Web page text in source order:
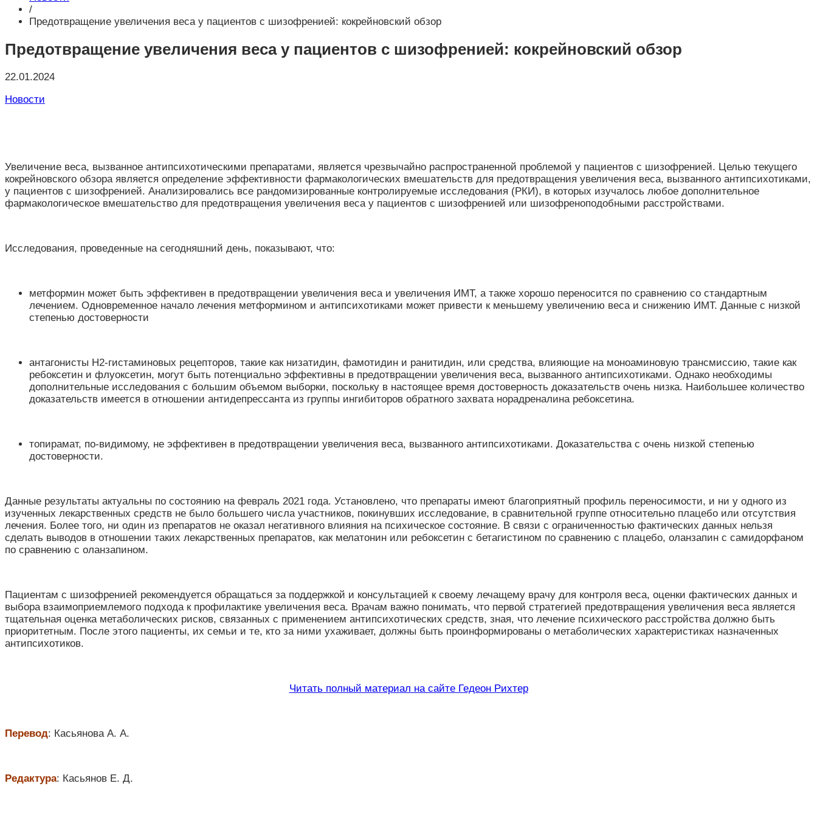
/
Предотвращение увеличения веса у пациентов с шизофренией: кокрейновский обзор
Предотвращение увеличения веса у пациентов с шизофренией: кокрейновский обзор
22.01.2024
Новости
Увеличение веса, вызванное антипсихотическими препаратами, является чрезвычайно распространенной проблемой у пациентов с шизофренией. Целью текущего
кокрейновского обзора является определение эффективности фармакологических вмешательств для предотвращения увеличения веса, вызванного антипсихотиками,
у пациентов с шизофренией. Анализировались все рандомизированные контролируемые исследования (РКИ), в которых изучалось любое дополнительное
фармакологическое вмешательство для предотвращения увеличения веса у пациентов с шизофренией или шизофреноподобными расстройствами.
Исследования, проведенные на сегодняшний день, показывают, что:
метформин может быть эффективен в предотвращении увеличения веса и увеличения ИМТ, а также хорошо переносится по сравнению со стандартным
лечением. Одновременное начало лечения метформином и антипсихотиками может привести к меньшему увеличению веса и снижению ИМТ. Данные с низкой
степенью достоверности
антагонисты H2-гистаминовых рецепторов, такие как низатидин, фамотидин и ранитидин, или средства, влияющие на моноаминовую трансмиссию, такие как
ребоксетин и флуоксетин, могут быть потенциально эффективны в предотвращении увеличения веса, вызванного антипсихотиками. Однако необходимы
дополнительные исследования с большим объемом выборки, поскольку в настоящее время достоверность доказательств очень низка. Наибольшее количество
доказательств имеется в отношении антидепрессанта из группы ингибиторов обратного захвата норадреналина ребоксетина.
топирамат, по-видимому, не эффективен в предотвращении увеличения веса, вызванного антипсихотиками. Доказательства с очень низкой степенью
достоверности.
Данные результаты актуальны по состоянию на февраль 2021 года. Установлено, что препараты имеют благоприятный профиль переносимости, и ни у одного из
изученных лекарственных средств не было большего числа участников, покинувших исследование, в сравнительной группе относительно плацебо или отсутствия
лечения. Более того, ни один из препаратов не оказал негативного влияния на психическое состояние. В связи с ограниченностью фактических данных нельзя
сделать выводов в отношении таких лекарственных препаратов, как мелатонин или ребоксетин с бетагистином по сравнению с плацебо, оланзапин с самидорфаном
по сравнению с оланзапином.
Пациентам с шизофренией рекомендуется обращаться за поддержкой и консультацией к своему лечащему врачу для контроля веса, оценки фактических данных и
выбора взаимоприемлемого подхода к профилактике увеличения веса. Врачам важно понимать, что первой стратегией предотвращения увеличения веса является
тщательная оценка метаболических рисков, связанных с применением антипсихотических средств, зная, что лечение психического расстройства должно быть
приоритетным. После этого пациенты, их семьи и те, кто за ними ухаживает, должны быть проинформированы о метаболических характеристиках назначенных
антипсихотиков.
Читать полный материал на сайте Гедеон Рихтер
Перевод: Касьянова А. А.
Редактура: Касьянов Е. Д.